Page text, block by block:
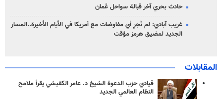
حادث بحري آخر قبالة سواحل عُمان
غريب آبادي: لم نُجرِ أي مفاوضات مع أمريكا في الأيام الأخيرة..المسار
الجديد لمضيق هرمز مؤقت
المقابلات
قيادي حزب الدعوة الشيخ د. عامر الكفيشي يقرأ ملامح
النظام العالمي الجديد